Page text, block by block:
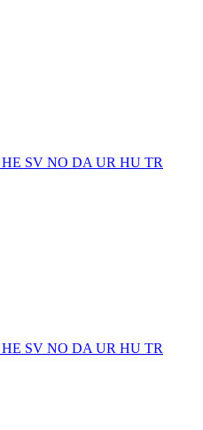
HE SV NO DA UR HU TR
HE SV NO DA UR HU TR